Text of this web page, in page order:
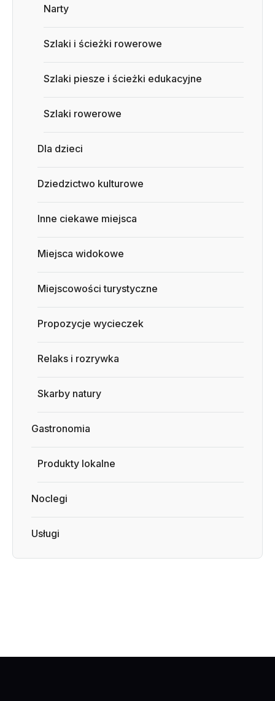
Narty
Szlaki i ścieżki rowerowe
Szlaki piesze i ścieżki edukacyjne
Szlaki rowerowe
Dla dzieci
Dziedzictwo kulturowe
Inne ciekawe miejsca
Miejsca widokowe
Miejscowości turystyczne
Propozycje wycieczek
Relaks i rozrywka
Skarby natury
Gastronomia
Produkty lokalne
Noclegi
Usługi